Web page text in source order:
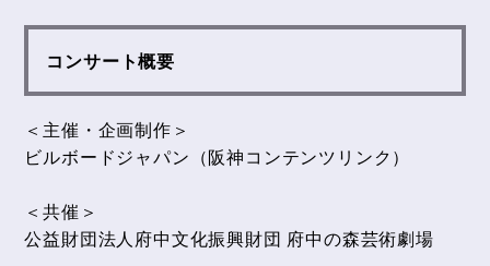
コンサート概要
＜主催・企画制作＞
ビルボードジャパン（阪神コンテンツリンク）
＜共催＞
公益財団法人府中文化振興財団 府中の森芸術劇場